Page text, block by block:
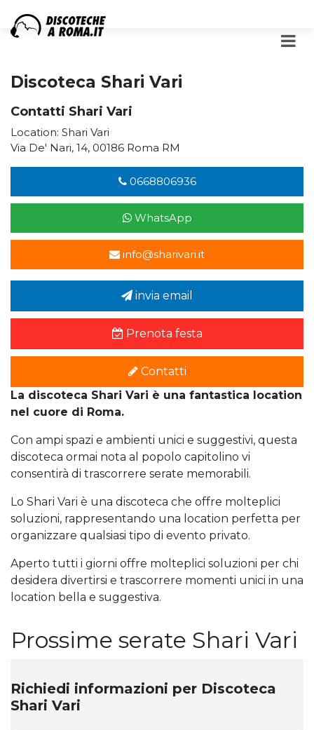
Discoteca Shari Vari
Contatti Shari Vari
Location: Shari Vari
Via De' Nari, 14, 00186 Roma RM
0668806936
WhatsApp
info@sharivari.it
invia email
Prenota festa
Contatti
La discoteca Shari Vari è una fantastica location
nel cuore di Roma.
Con ampi spazi e ambienti unici e suggestivi, questa
discoteca ormai nota al popolo capitolino vi
consentirà di trascorrere serate memorabili.
Lo Shari Vari è una discoteca che offre molteplici
soluzioni, rappresentando una location perfetta per
organizzare qualsiasi tipo di evento privato.
Aperto tutti i giorni offre molteplici soluzioni per chi
desidera divertirsi e trascorrere momenti unici in una
location bella e suggestiva.
Prossime serate Shari Vari
Richiedi informazioni per Discoteca
Shari Vari